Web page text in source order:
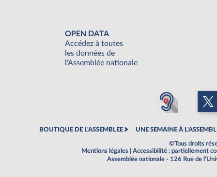
OPEN DATA
Accédez à toutes
les données de
l'Assemblée nationale
BOUTIQUE DE L'ASSEMBLEE UNE SEMAINE À
©Tous droits
Mentions légales
Accessibilité : partiellement
Assemblée nationale - 126 Rue de